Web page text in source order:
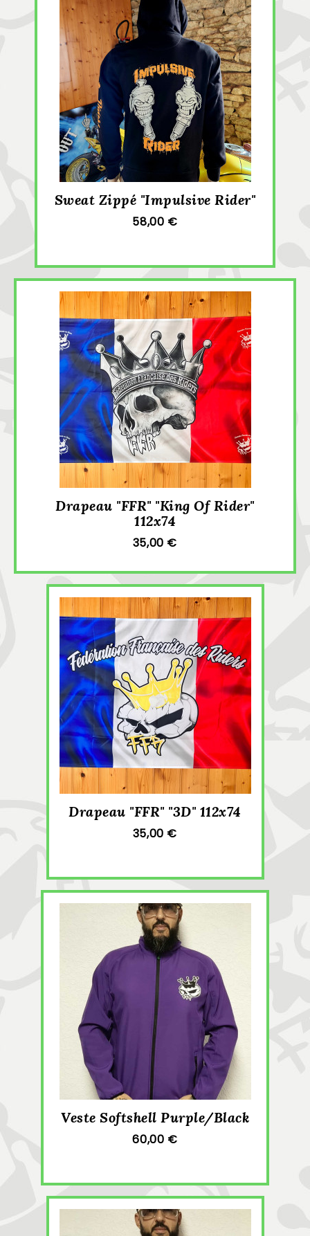
Sweat Zippé "Impulsive Rider"
58,00 €
Drapeau "FFR" "King Of Rider"
112x74
35,00 €
Drapeau "FFR" "3D" 112x74
35,00 €
Veste Softshell Purple/Black
60,00 €